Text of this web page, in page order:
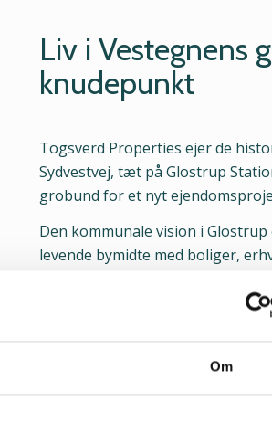
Om
Liv i Vestegnens
knudepunkt
Togsverd Properties ejer de
Sydvestvej, tæt på Glostrup
grobund for et nyt
Den kommunale vision i
levende bymidte med boliger,
Fremtidens Glostrup er kun et
Properties’ ejendomme, som